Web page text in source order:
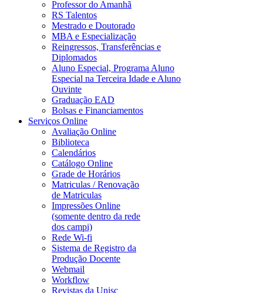
Professor do Amanhã
RS Talentos
Mestrado e Doutorado
MBA e Especialização
Reingressos, Transferências e
Diplomados
Aluno Especial, Programa Aluno
Especial na Terceira Idade e Aluno
Ouvinte
Graduação EAD
Bolsas e Financiamentos
Serviços Online
Avaliação Online
Biblioteca
Calendários
Catálogo Online
Grade de Horários
Matriculas / Renovação
de Matriculas
Impressões Online
(somente dentro da rede
dos campi)
Rede Wi-fi
Sistema de Registro da
Produção Docente
Webmail
Workflow
Revistas da Unisc